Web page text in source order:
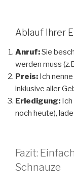
Ablauf Ihrer
Anruf:Sie
werden muss
Preis: Ich
inklusive aller
Erledigung:
noch heute),
Fazit:
Schnauze